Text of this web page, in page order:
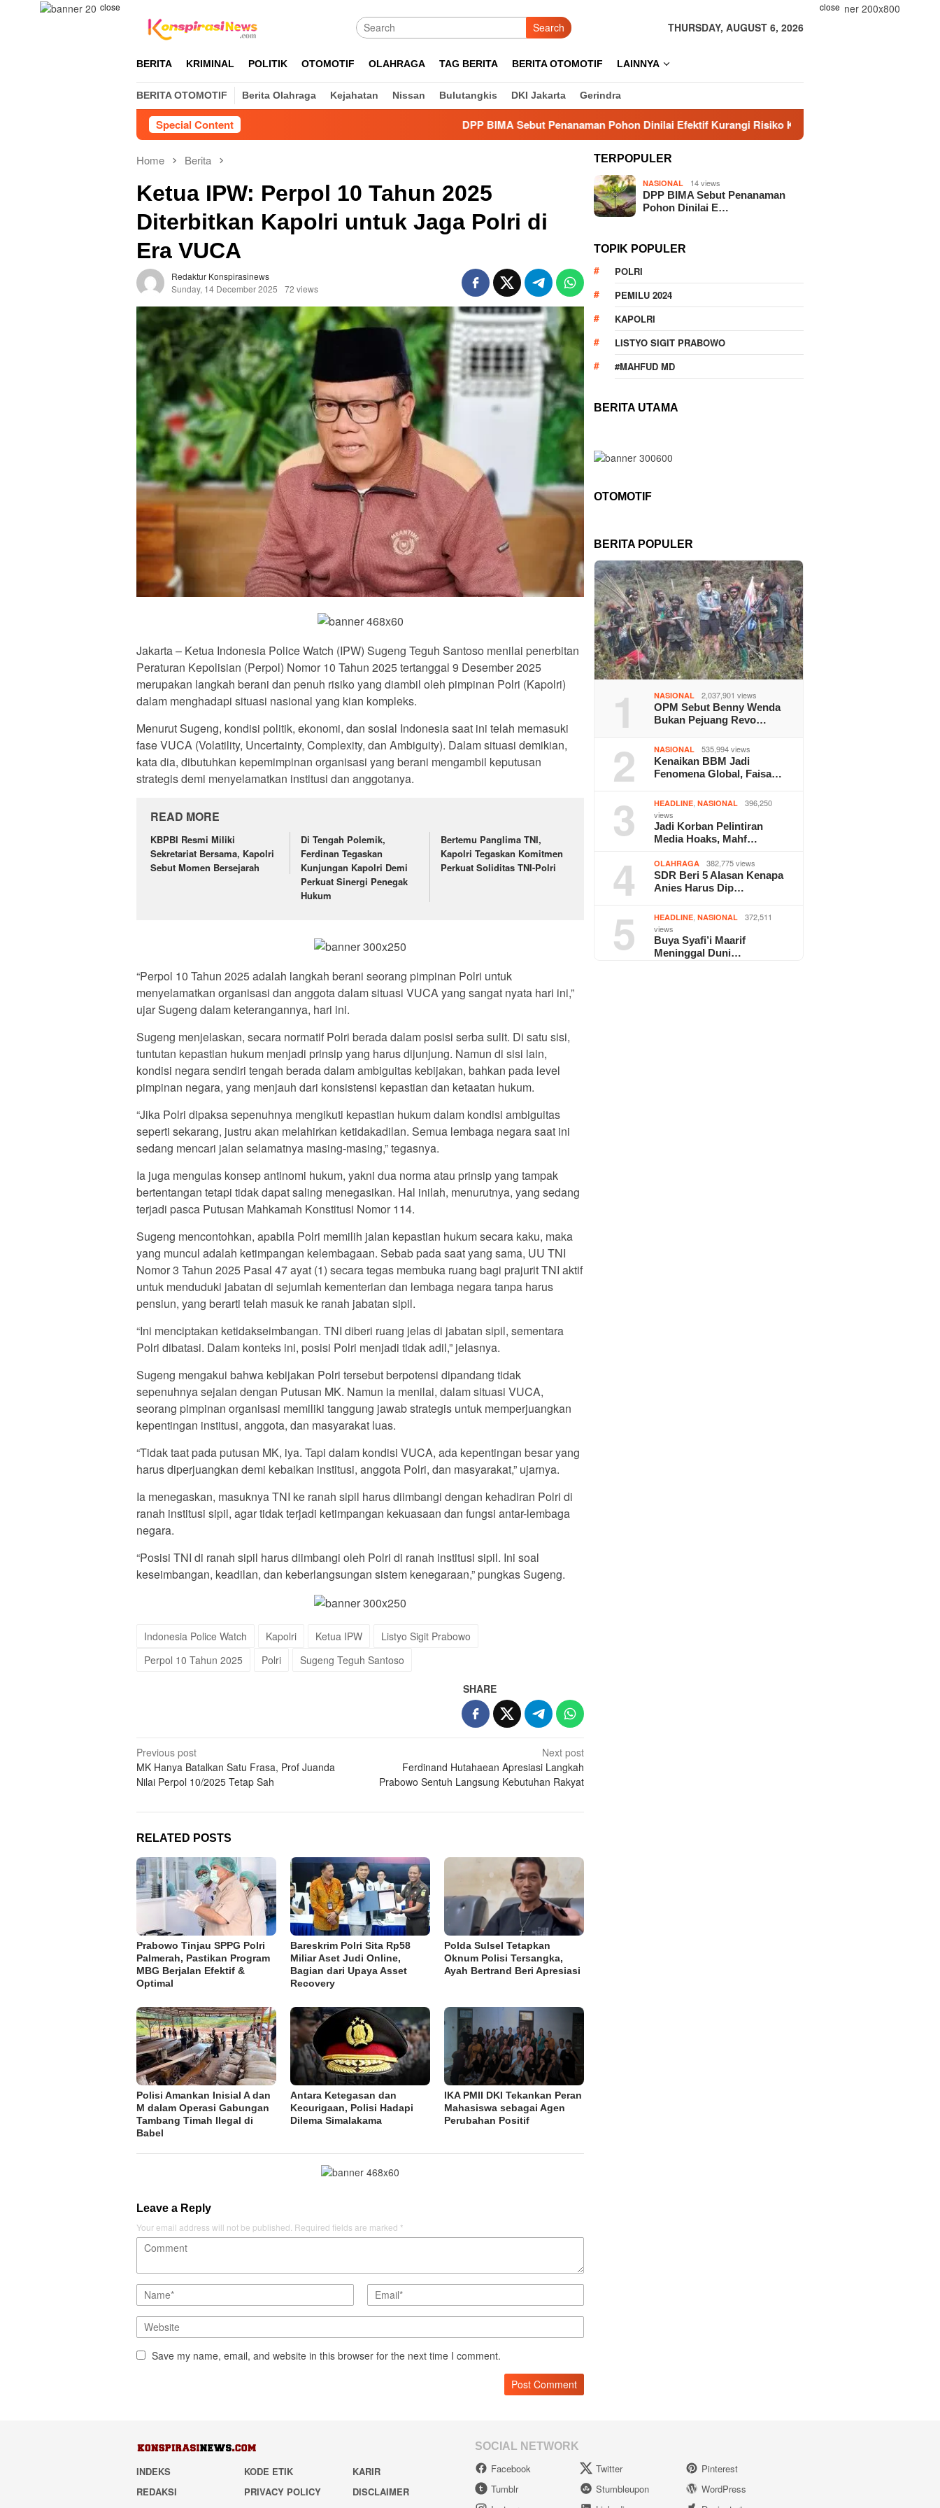
close close
Search THURSDAY, AUGUST 6, 2026
BERITA KRIMINAL POLITIK OTOMOTIF OLAHRAGA TAG BERITA BERITA OTOMOTIF LAINNYA
BERITA OTOMOTIF Berita Olahraga Kejahatan Nissan Bulutangkis DKI Jakarta Gerindra
Special Content DPP BIMA Sebut Penanaman Pohon Dinilai Efektif Kurangi Risiko Karhutla
Home Berita
Ketua IPW: Perpol 10 Tahun 2025
Diterbitkan Kapolri untuk Jaga Polri di
Era VUCA
Redaktur Konspirasinews
Sunday, 14 December 2025
72 views
Jakarta – Ketua Indonesia Police Watch (IPW) Sugeng Teguh Santoso menilai penerbitan
Peraturan Kepolisian (Perpol) Nomor 10 Tahun 2025 tertanggal 9 Desember 2025
merupakan langkah berani dan penuh risiko yang diambil oleh pimpinan Polri (Kapolri)
dalam menghadapi situasi nasional yang kian kompleks.
Menurut Sugeng, kondisi politik, ekonomi, dan sosial Indonesia saat ini telah memasuki
fase VUCA (Volatility, Uncertainty, Complexity, dan Ambiguity). Dalam situasi demikian,
kata dia, dibutuhkan kepemimpinan organisasi yang berani mengambil keputusan
strategis demi menyelamatkan institusi dan anggotanya.
READ MORE
KBPBI Resmi Miliki
Sekretariat Bersama, Kapolri
Sebut Momen Bersejarah
Di Tengah Polemik,
Ferdinan Tegaskan
Kunjungan Kapolri Demi
Perkuat Sinergi Penegak
Hukum
Bertemu Panglima TNI,
Kapolri Tegaskan Komitmen
Perkuat Soliditas TNI-Polri
“Perpol 10 Tahun 2025 adalah langkah berani seorang pimpinan Polri untuk
menyelamatkan organisasi dan anggota dalam situasi VUCA yang sangat nyata hari ini,”
ujar Sugeng dalam keterangannya, hari ini.
Sugeng menjelaskan, secara normatif Polri berada dalam posisi serba sulit. Di satu sisi,
tuntutan kepastian hukum menjadi prinsip yang harus dijunjung. Namun di sisi lain,
kondisi negara sendiri tengah berada dalam ambiguitas kebijakan, bahkan pada level
pimpinan negara, yang menjauh dari konsistensi kepastian dan ketaatan hukum.
“Jika Polri dipaksa sepenuhnya mengikuti kepastian hukum dalam kondisi ambiguitas
seperti sekarang, justru akan melahirkan ketidakadilan. Semua lembaga negara saat ini
sedang mencari jalan selamatnya masing-masing,” tegasnya.
Ia juga mengulas konsep antinomi hukum, yakni dua norma atau prinsip yang tampak
bertentangan tetapi tidak dapat saling menegasikan. Hal inilah, menurutnya, yang sedang
terjadi pasca Putusan Mahkamah Konstitusi Nomor 114.
Sugeng mencontohkan, apabila Polri memilih jalan kepastian hukum secara kaku, maka
yang muncul adalah ketimpangan kelembagaan. Sebab pada saat yang sama, UU TNI
Nomor 3 Tahun 2025 Pasal 47 ayat (1) secara tegas membuka ruang bagi prajurit TNI aktif
untuk menduduki jabatan di sejumlah kementerian dan lembaga negara tanpa harus
pensiun, yang berarti telah masuk ke ranah jabatan sipil.
“Ini menciptakan ketidakseimbangan. TNI diberi ruang jelas di jabatan sipil, sementara
Polri dibatasi. Dalam konteks ini, posisi Polri menjadi tidak adil,” jelasnya.
Sugeng mengakui bahwa kebijakan Polri tersebut berpotensi dipandang tidak
sepenuhnya sejalan dengan Putusan MK. Namun ia menilai, dalam situasi VUCA,
seorang pimpinan organisasi memiliki tanggung jawab strategis untuk memperjuangkan
kepentingan institusi, anggota, dan masyarakat luas.
“Tidak taat pada putusan MK, iya. Tapi dalam kondisi VUCA, ada kepentingan besar yang
harus diperjuangkan demi kebaikan institusi, anggota Polri, dan masyarakat,” ujarnya.
Ia menegaskan, masuknya TNI ke ranah sipil harus diimbangi dengan kehadiran Polri di
ranah institusi sipil, agar tidak terjadi ketimpangan kekuasaan dan fungsi antar-lembaga
negara.
“Posisi TNI di ranah sipil harus diimbangi oleh Polri di ranah institusi sipil. Ini soal
keseimbangan, keadilan, dan keberlangsungan sistem kenegaraan,” pungkas Sugeng.
Indonesia Police Watch Kapolri Ketua IPW
Listyo Sigit Prabowo
Perpol 10 Tahun 2025
Polri Sugeng Teguh Santoso
SHARE
Post
navigation
Previous post
MK Hanya Batalkan Satu Frasa, Prof Juanda
Nilai Perpol 10/2025 Tetap Sah
Next post
Ferdinand Hutahaean Apresiasi Langkah
Prabowo Sentuh Langsung Kebutuhan Rakyat
RELATED POSTS
Prabowo Tinjau SPPG Polri
Palmerah, Pastikan Program
MBG Berjalan Efektif &
Optimal
Bareskrim Polri Sita Rp58
Miliar Aset Judi Online,
Bagian dari Upaya Asset
Recovery
Polda Sulsel Tetapkan
Oknum Polisi Tersangka,
Ayah Bertrand Beri Apresiasi
Polisi Amankan Inisial A dan
M dalam Operasi Gabungan
Tambang Timah Ilegal di
Babel
Antara Ketegasan dan
Kecurigaan, Polisi Hadapi
Dilema Simalakama
IKA PMII DKI Tekankan Peran
Mahasiswa sebagai Agen
Perubahan Positif
Leave a Reply
Your email address will not be published. Required fields are marked *
Save my name, email, and website in this browser for the next time I comment.
TERPOPULER
NASIONAL 14 views
DPP BIMA Sebut Penanaman
Pohon Dinilai E…
TOPIK POPULER
POLRI
PEMILU 2024
KAPOLRI
LISTYO SIGIT PRABOWO
#MAHFUD MD
BERITA UTAMA
OTOMOTIF
BERITA POPULER
1 NASIONAL 2,037,901 views
OPM Sebut Benny Wenda
Bukan Pejuang Revo…
2 NASIONAL 535,994 views
Kenaikan BBM Jadi
Fenomena Global, Faisa…
3 HEADLINE ,NASIONAL
396,250
views
Jadi Korban Pelintiran
Media Hoaks, Mahf…
4 OLAHRAGA 382,775 views
SDR Beri 5 Alasan Kenapa
Anies Harus Dip…
5 HEADLINE ,NASIONAL
372,511
views
Buya Syafi’i Maarif
Meninggal Duni…
INDEKS KODE ETIK
KARIR
REDAKSI
PRIVACY POLICY
DISCLAIMER
SOCIAL NETWORK
Facebook Twitter
Pinterest
Tumblr
Stumbleupon
WordPress